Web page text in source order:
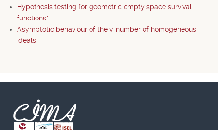
Hypothesis testing for geometric empty space survival
functions*
Asymptotic behaviour of the v-number of homogeneous
ideals